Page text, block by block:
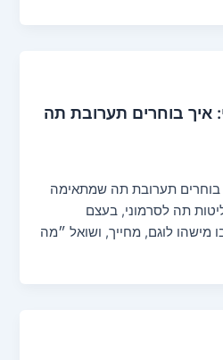
איך בוחרים תערובת תה
בוחרים תערובת תה שמתאימה
תה לסרמוני, בעצם
מישהו לוגם, מחייך, ושואל ״מה